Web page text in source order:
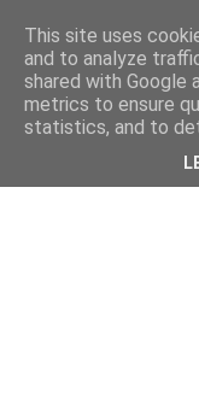
This site uses
and to analyze
shared with Google
metrics to ensure
statistics, and to